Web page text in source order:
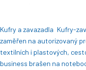
Kufry a zavazadla Kufry-
zaměřen na autorizovaný
textilních i plastových,
business brašen na